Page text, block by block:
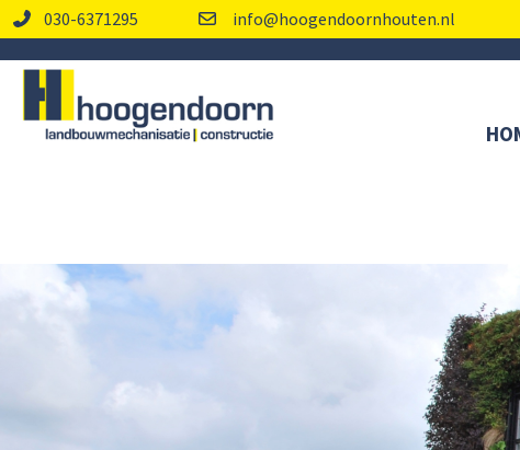
030-6371295 info@hoogendoornhouten.nl